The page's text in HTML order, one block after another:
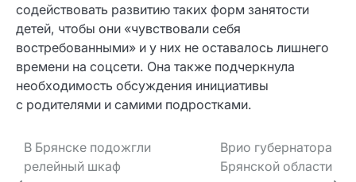
содействовать развитию таких форм занятости
детей, чтобы они «чувствовали себя
востребованными» и у них не оставалось лишнего
времени на соцсети. Она также подчеркнула
необходимость обсуждения инициативы
с родителями и самими подростками.
Навигация
В Брянске подожгли
релейный шкаф
Врио губернатора
Брянской области